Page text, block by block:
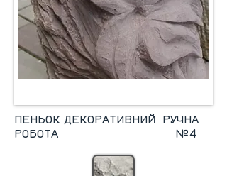
ПЕНЬОК ДЕКОРАТИВНИЙ РУЧНА
РОБОТА №4